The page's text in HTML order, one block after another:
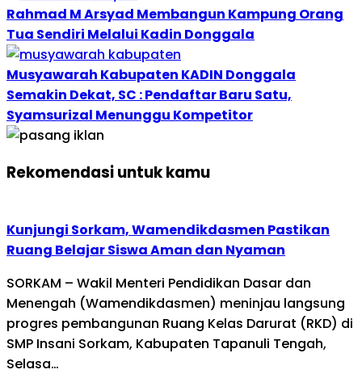
Rahmad M Arsyad Membangun Kampung Orang
Tua Sendiri Melalui Kadin Donggala
Musyawarah Kabupaten KADIN Donggala
Semakin Dekat, SC : Pendaftar Baru Satu,
Syamsurizal Menunggu Kompetitor
Rekomendasi untuk kamu
Kunjungi Sorkam, Wamendikdasmen Pastikan
Ruang Belajar Siswa Aman dan Nyaman
SORKAM – Wakil Menteri Pendidikan Dasar dan
Menengah (Wamendikdasmen) meninjau langsung
progres pembangunan Ruang Kelas Darurat (RKD) di
SMP Insani Sorkam, Kabupaten Tapanuli Tengah,
Selasa…